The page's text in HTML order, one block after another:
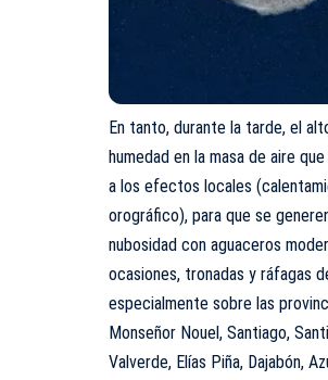
En tanto, durante la tarde, el
humedad en la masa de aire
a los efectos locales
orográfico), para que se
nubosidad con aguaceros
ocasiones, tronadas y ráfagas
especialmente sobre las
Monseñor Nouel, Santiago,
Valverde, Elías Piña, Dajabón,